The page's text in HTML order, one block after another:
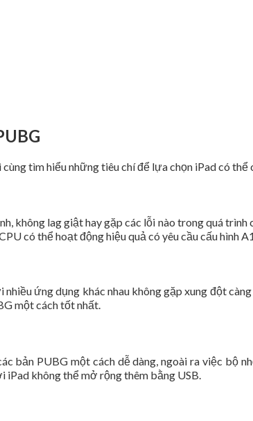
tìm hiểu những tiêu chí để lựa chọn iPad có
không lag giật hay gặp các lỗi nào trong quá
có thể hoạt động hiệu quả có yêu cầu cấu hình
ứng dụng khác nhau không gặp xung đột
một cách tốt nhất.
bản PUBG một cách dễ dàng, ngoài ra việc
không thể mở rộng thêm bằng USB.